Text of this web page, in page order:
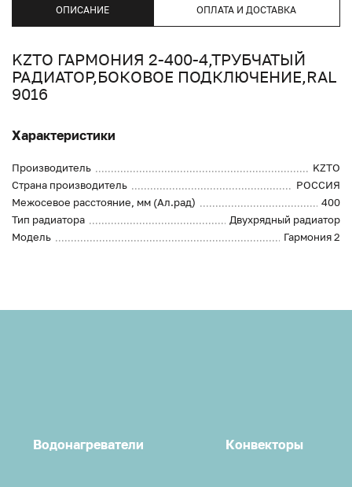
ОПИСАНИЕ ОПЛАТА И ДОСТАВКА
KZTO ГАРМОНИЯ 2-400-4,ТРУБЧАТЫЙ
РАДИАТОР,БОКОВОЕ ПОДКЛЮЧЕНИЕ,RAL
9016
Характеристики
Производитель
KZTO
Страна производитель
РОССИЯ
Межосевое расстояние, мм (Ал.рад)
400
Тип радиатора
Двухрядный радиатор
Модель
Гармония 2
Водонагреватели Конвекторы